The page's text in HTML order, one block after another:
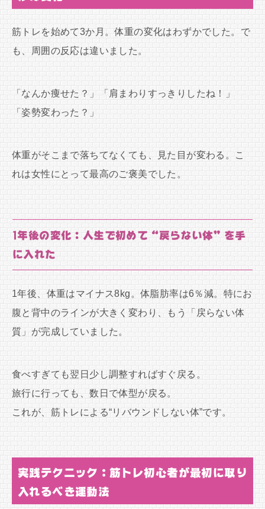
筋トレを始めて3か月。体重の変化はわずかでした。で
も、周囲の反応は違いました。
「なんか痩せた？」「肩まわりすっきりしたね！」
「姿勢変わった？」
体重がそこまで落ちてなくても、見た目が変わる。こ
れは女性にとって最高のご褒美でした。
1年後の変化：人生で初めて“戻らない体”を手
に入れた
1年後、体重はマイナス8kg。体脂肪率は6％減。特にお
腹と背中のラインが大きく変わり、もう「戻らない体
質」が完成していました。
食べすぎても翌日少し調整すればすぐ戻る。
旅行に行っても、数日で体型が戻る。
これが、筋トレによる“リバウンドしない体”です。
実践テクニック：筋トレ初心者が最初に取り
入れるべき運動法